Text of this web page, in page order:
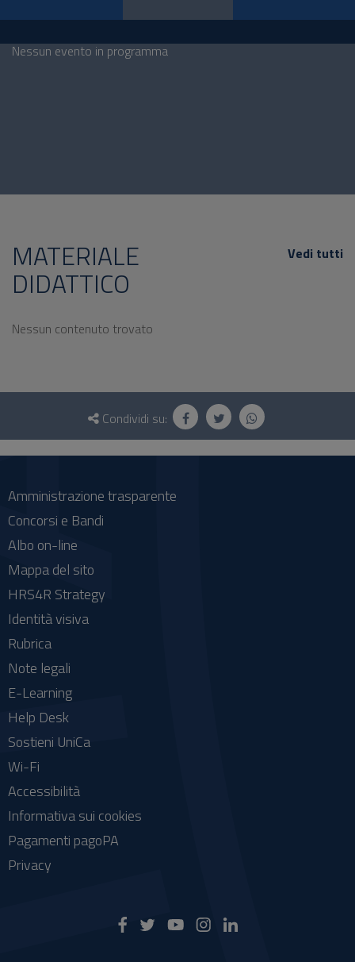
Nessun evento in programma
MATERIALE
DIDATTICO
Vedi tutti
Nessun contenuto trovato
Questionario
social
Condividi su:
Amministrazione trasparente
Concorsi e Bandi
Albo on-line
Mappa del sito
HRS4R Strategy
Identità visiva
Rubrica
Note legali
E-Learning
Help Desk
Sostieni UniCa
Wi-Fi
Accessibilità
Informativa sui cookies
Pagamenti pagoPA
Privacy